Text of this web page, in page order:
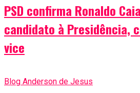
PSD confirma Ronaldo
candidato à Presidência,
vice
Blog Anderson de Jesus